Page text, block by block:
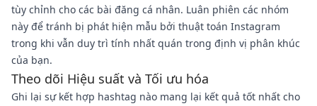
tùy chỉnh cho các bài đăng cá nhân. Luân phiên các nhóm
này để tránh bị phát hiện mẫu bởi thuật toán Instagram
trong khi vẫn duy trì tính nhất quán trong định vị phân khúc
của bạn.
Theo dõi Hiệu suất và Tối ưu hóa
Ghi lại sự kết hợp hashtag nào mang lại kết quả tốt nhất cho